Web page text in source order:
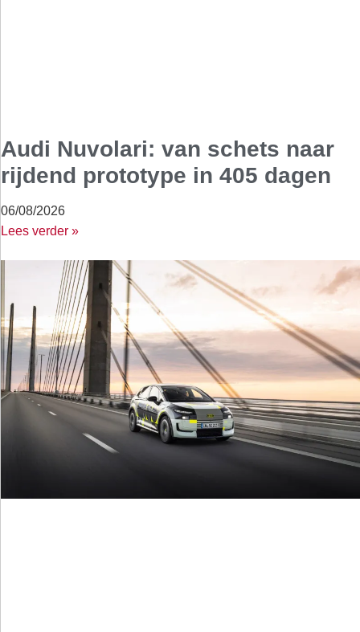
Audi Nuvolari: van schets naar
rijdend prototype in 405 dagen
06/08/2026
Lees verder »